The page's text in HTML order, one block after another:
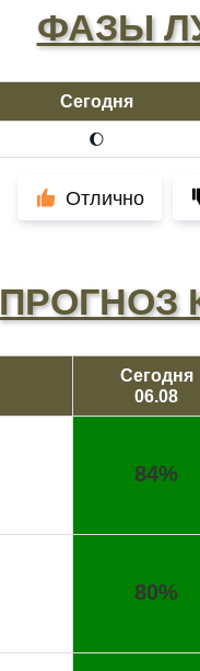
ФАЗЫ
Сегодня
🌔
Отлично
ПРОГНОЗ
Сегодня
06.08
84%
80%